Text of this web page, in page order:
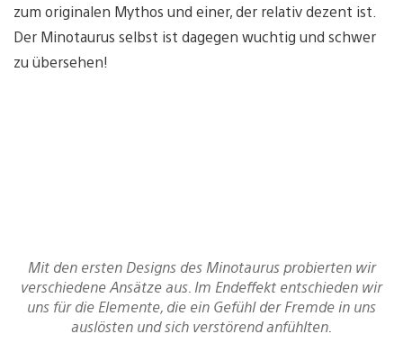
zum originalen Mythos und einer, der relativ dezent ist.
Der Minotaurus selbst ist dagegen wuchtig und schwer
zu übersehen!
Mit den ersten Designs des Minotaurus probierten wir
verschiedene Ansätze aus. Im Endeffekt entschieden wir
uns für die Elemente, die ein Gefühl der Fremde in uns
auslösten und sich verstörend anfühlten.